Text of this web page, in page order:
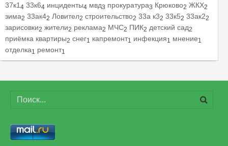
37к1 4 33к64 инциденты4 мвд3 прокуратура3 Крюково2 ЖКХ2
зима2 33ак42 Ловител2 строительство2 33а к32 33к52 33ак22
зарисовки2 жители2 реклама2 МЧС2 ПИК2 детский сад2
приёмка квартиры2 снег1 капремонт1 инфекция1 мнение1
отделка1 ремонт1